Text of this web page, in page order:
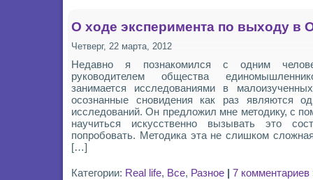
О ходе эксперимента по выходу в
Четверг, 22 марта, 2012
Недавно я познакомился с одним
руководителем общества
занимается исследованиями в
осознанные сновидения как раз являются
исследований. Он предложил мне методику, с
научиться искусственно вызывать это
попробовать. Методика эта не слишком
[…]
Категории: Real life, Все, Разное | 7 комментариев